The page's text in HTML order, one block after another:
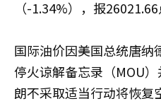
（-1.34%），报26021.66
国际油价因美国总统唐
停火谅解备忘录（MOU
朗不采取适当行动将恢复